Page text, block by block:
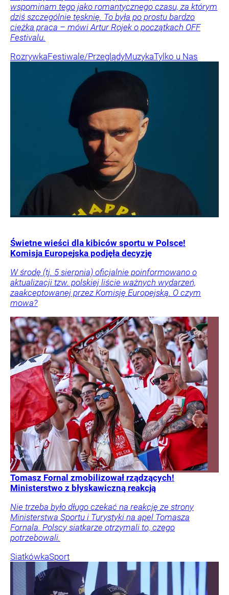
wspominam tego jako romantycznego czasu, za którym
dziś szczególnie tęsknię. To była po prostu bardzo
ciężka praca – mówi Artur Rojek o początkach OFF
Festivalu.
RozrywkaFestiwale/PrzeglądyMuzykaTylko u Nas
Świetne wieści dla kibiców sportu w Polsce!
Komisja Europejska podjęła decyzję
W środę (tj. 5 sierpnia) oficjalnie poinformowano o
aktualizacji tzw. polskiej liście ważnych wydarzeń,
zaakceptowanej przez Komisję Europejską. O czym
mowa?
Tomasz Fornal zmobilizował rządzących!
Ministerstwo z błyskawiczną reakcją
Nie trzeba było długo czekać na reakcję ze strony
Ministerstwa Sportu i Turystyki na apel Tomasza
Fornala. Polscy siatkarze otrzymali to, czego
potrzebowali.
SiatkówkaSport